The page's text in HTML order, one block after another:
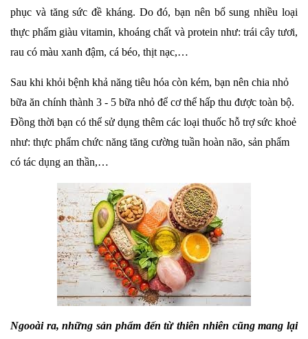
phục và tăng sức đề kháng. Do đó, bạn nên bổ sung nhiều loại
thực phẩm giàu vitamin, khoáng chất và protein như: trái cây tươi,
rau có màu xanh đậm, cá béo, thịt nạc,…
Sau khi khỏi bệnh khả năng tiêu hóa còn kém, bạn nên chia nhỏ
bữa ăn chính thành 3 - 5 bữa nhỏ để cơ thể hấp thu được toàn bộ.
Đồng thời bạn có thể sử dụng thêm các loại thuốc hỗ trợ sức khoẻ
như: thực phẩm chức năng tăng cường tuần hoàn não, sản phẩm
có tác dụng an thần,…
Ngooài ra, những sản phẩm đến từ thiên nhiên cũng mang lại